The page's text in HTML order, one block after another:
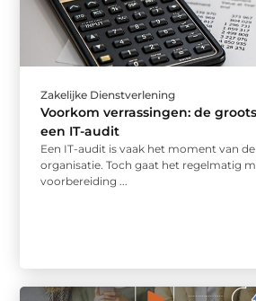
Zakelijke Dienstverlening
Voorkom verrassingen: de
een IT-audit
Een IT-audit is vaak het moment van
organisatie. Toch gaat het regelmatig
voorbereiding ...